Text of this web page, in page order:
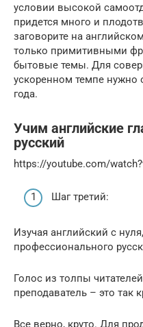
условии высокой
придется много и
заговорите на
только примитивными
бытовые темы. Для
ускоренном темпе нужно
года.
Учим английские
русский
https://youtube.com/
Шаг третий:
Изучая английский с
профессионального
Голос из толпы
преподаватель – это так
Все верно, круто. Для